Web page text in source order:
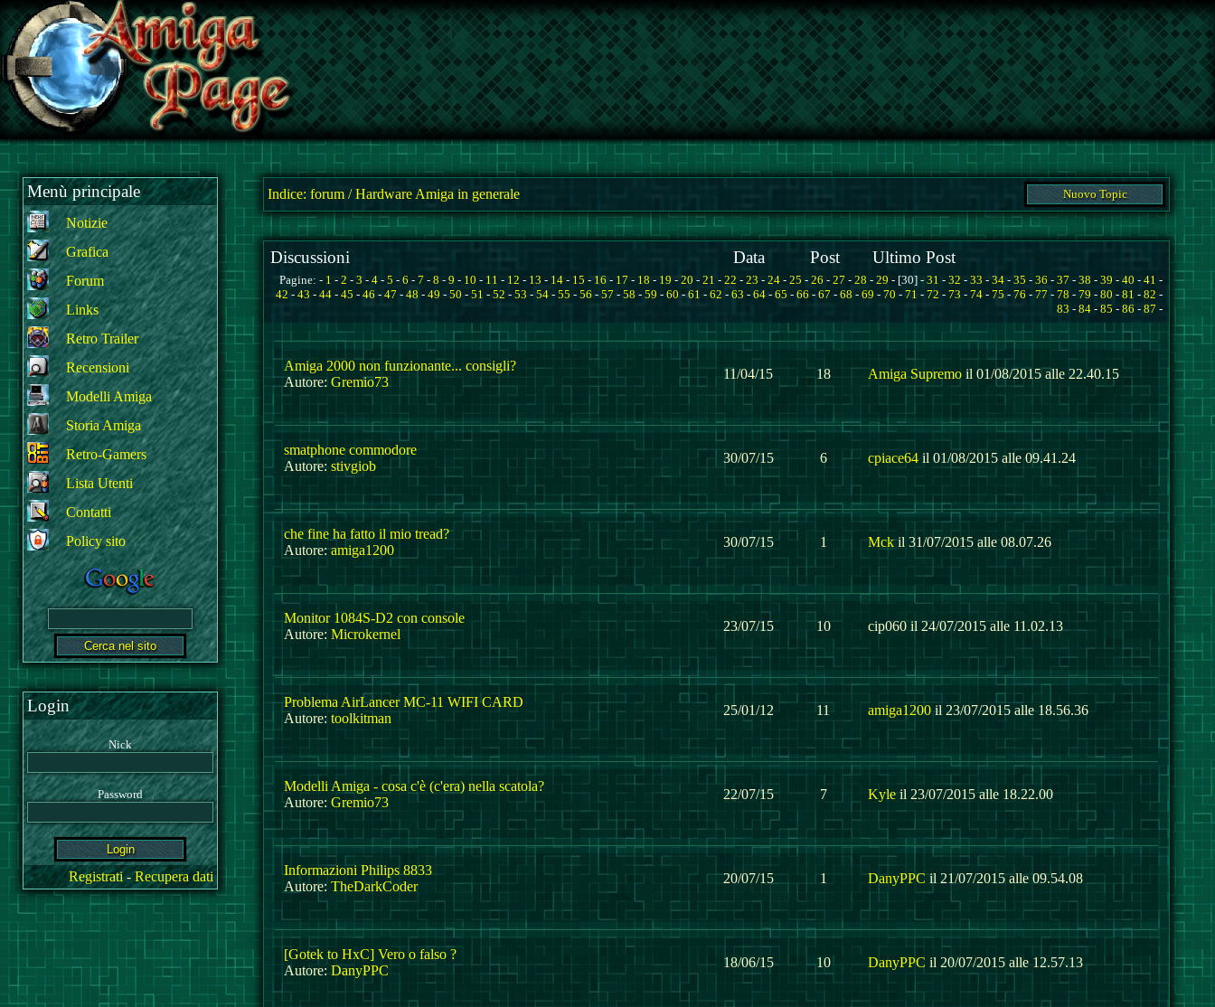
Menù principale
Notizie
Grafica
Forum
Links
Retro Trailer
Recensioni
Modelli Amiga
Storia Amiga
Retro-Gamers
Lista Utenti
Contatti
Policy sito
Login
Nick
Password
Registrati-Recupera dati
Indice: forum /Hardware Amiga in generale Nuovo Topic
Discussioni Data Post Ultimo Post
Pagine: - 1 - 2 - 3 - 4 - 5 - 6 - 7 - 8 - 9 - 10 - 11 - 12 - 13 - 14 - 15 - 16 - 17 - 18 - 19 - 20 - 21 - 22 - 23 - 24 - 25 - 26 - 27 - 28 - 29 - [30] - 31 - 32 - 33 - 34 - 35 - 36 - 37 - 38 - 39 - 40 - 41 -
42 - 43 - 44 - 45 - 46 - 47 - 48 - 49 - 50 - 51 - 52 - 53 - 54 - 55 - 56 - 57 - 58 - 59 - 60 - 61 - 62 - 63 - 64 - 65 - 66 - 67 - 68 - 69 - 70 - 71 - 72 - 73 - 74 - 75 - 76 - 77 - 78 - 79 - 80 - 81 - 82 -
83 - 84 - 85 - 86 - 87 -
Amiga 2000 non funzionante... consigli?
Autore: Gremio73
11/04/15 18 Amiga Supremo il 01/08/2015 alle 22.40.15
smatphone commodore
Autore: stivgiob
30/07/15 6 cpiace64 il 01/08/2015 alle 09.41.24
che fine ha fatto il mio tread?
Autore:amiga1200
30/07/15 1 Mckil 31/07/2015 alle 08.07.26
Monitor 1084S-D2 con console
Autore: Microkernel
23/07/15 10 cip060 il 24/07/2015 alle 11.02.13
Problema AirLancer MC-11 WIFI CARD
Autore: toolkitman
25/01/12 11 amiga1200il 23/07/2015 alle 18.56.36
Modelli Amiga - cosa c'è (c'era) nella scatola?
Autore: Gremio73
22/07/15 7 Kyle il 23/07/2015 alle 18.22.00
Informazioni Philips 8833
Autore:TheDarkCoder
20/07/15 1 DanyPPC il 21/07/2015 alle 09.54.08
[Gotek to HxC] Vero o falso ?
Autore: DanyPPC
18/06/15 10 DanyPPC il 20/07/2015 alle 12.57.13